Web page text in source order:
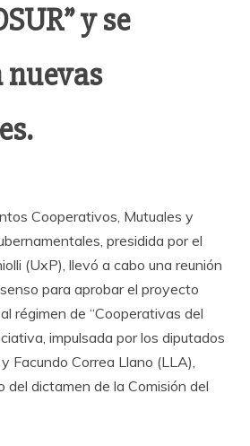
y se
Cooperativos, Mutuales y
presidida por el
(UxP), llevó a cabo una reunión
para aprobar el proyecto
régimen de “Cooperativas del
impulsada por los diputados
Facundo Correa Llano (LLA),
del dictamen de la Comisión del